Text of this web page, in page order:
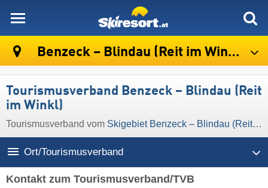
Benzeck – Blindau (Reit im Winkl)
Tourismusverband Benzeck – Blindau (Reit
im Winkl)
Tourismusverband vom Skigebiet Benzeck – Blindau (Reit im Winkl)
Ort/Tourismusverband
Kontakt zum Tourismusverband/TVB